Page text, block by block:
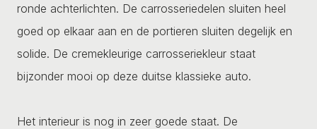
ronde achterlichten. De carrosseriedelen sluiten heel
goed op elkaar aan en de portieren sluiten degelijk en
solide. De cremekleurige carrosseriekleur staat
bijzonder mooi op deze duitse klassieke auto.
Het interieur is nog in zeer goede staat. De